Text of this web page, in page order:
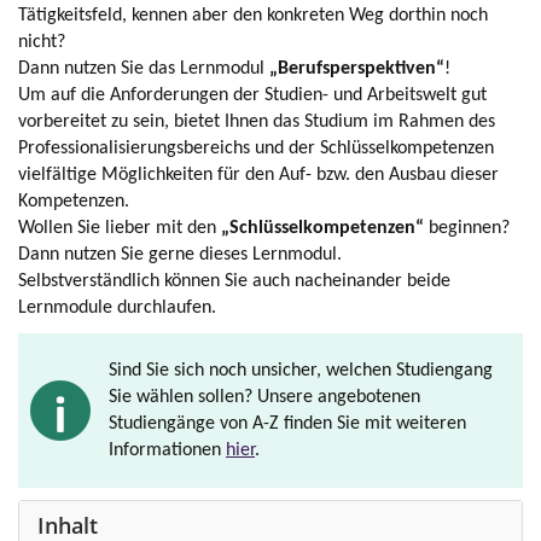
Tätigkeitsfeld, kennen aber den konkreten Weg dorthin noch
nicht?
Dann nutzen Sie das Lernmodul „Berufsperspektiven“!
Um auf die Anforderungen der Studien- und Arbeitswelt gut
vorbereitet zu sein, bietet Ihnen das Studium im Rahmen des
Professionalisierungsbereichs und der Schlüsselkompetenzen
vielfältige Möglichkeiten für den Auf- bzw. den Ausbau dieser
Kompetenzen.
Wollen Sie lieber mit den „Schlüsselkompetenzen“ beginnen?
Dann nutzen Sie gerne dieses Lernmodul.
Selbstverständlich können Sie auch nacheinander beide
Lernmodule durchlaufen.
Sind Sie sich noch unsicher, welchen Studiengang
Sie wählen sollen? Unsere angebotenen
Studiengänge von A-Z finden Sie mit weiteren
Informationen hier.
Inhalt